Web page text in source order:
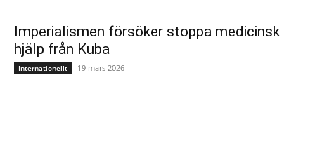
Imperialismen försöker stoppa medicinsk
hjälp från Kuba
Internationellt 19 mars 2026